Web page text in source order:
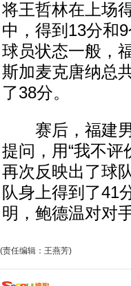
将王哲林在上场
中，得到13分和
球员状态一般，
斯加麦克唐纳总
了38分。
赛后，福建男
提问，用“我不
再次反映出了球
队身上得到了41
明，鲍德温对对
(责任编辑：王燕芳)